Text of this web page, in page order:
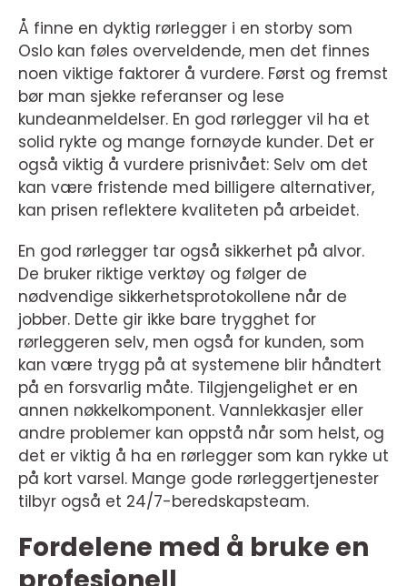
Å finne en dyktig rørlegger i en storby som
Oslo kan føles overveldende, men det finnes
noen viktige faktorer å vurdere. Først og fremst
bør man sjekke referanser og lese
kundeanmeldelser. En god rørlegger vil ha et
solid rykte og mange fornøyde kunder. Det er
også viktig å vurdere prisnivået: Selv om det
kan være fristende med billigere alternativer,
kan prisen reflektere kvaliteten på arbeidet.
En god rørlegger tar også sikkerhet på alvor.
De bruker riktige verktøy og følger de
nødvendige sikkerhetsprotokollene når de
jobber. Dette gir ikke bare trygghet for
rørleggeren selv, men også for kunden, som
kan være trygg på at systemene blir håndtert
på en forsvarlig måte. Tilgjengelighet er en
annen nøkkelkomponent. Vannlekkasjer eller
andre problemer kan oppstå når som helst, og
det er viktig å ha en rørlegger som kan rykke ut
på kort varsel. Mange gode rørleggertjenester
tilbyr også et 24/7-beredskapsteam.
Fordelene med å bruke en